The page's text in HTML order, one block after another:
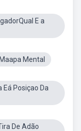
E a
Mental
Eá Posiçao Da
De Adão